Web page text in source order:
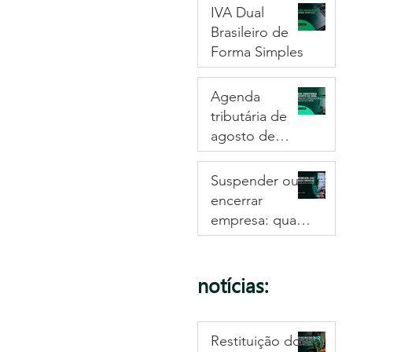
IVA Dual
Brasileiro de
Forma Simples
Agenda
tributária de
agosto de
2026: confira as
obrigações e
prazos do mês
Suspender ou
encerrar
empresa: qual a
melhor opção?
notícias:
Restituição do